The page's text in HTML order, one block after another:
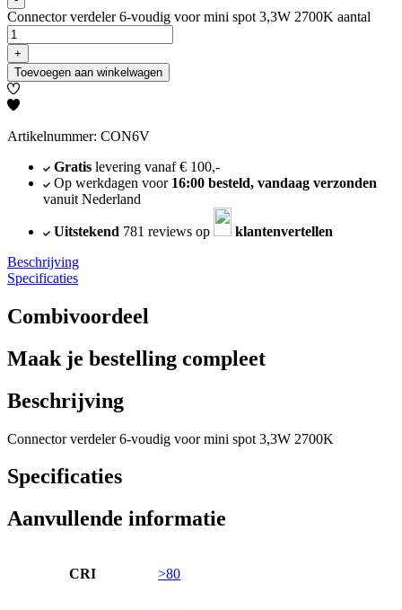
Connector verdeler 6-voudig voor mini spot 3,3W 2700K aantal
+
Toevoegen aan winkelwagen
Artikelnummer: CON6V
Gratislevering vanaf € 100,-
Op werkdagen voor 16:00 besteld, vandaag verzonden
vanuit Nederland
Uitstekend 781 reviews op
klantenvertellen
Beschrijving
Specificaties
Combivoordeel
Maak je bestelling compleet
Beschrijving
Connector verdeler 6-voudig voor mini spot 3,3W 2700K
Specificaties
Aanvullende informatie
CRI >80